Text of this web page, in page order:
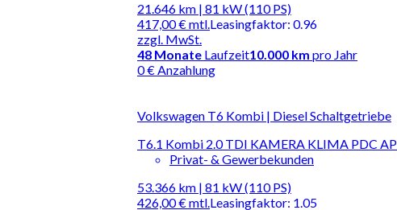
21.646 km | 81 kW (110 PS)
417,00 €mtl.
zzgl. MwSt.
Leasingfaktor: 0.96
48 Monate Laufzeit10.000 km pro Jahr
0 € Anzahlung
Volkswagen T6 Kombi | Diesel Schaltgetriebe
T6.1 Kombi 2.0 TDI KAMERA KLIMA PDC
Privat- & Gewerbekunden
53.366 km | 81 kW (110 PS)
426,00 €mtl. Leasingfaktor: 1.05